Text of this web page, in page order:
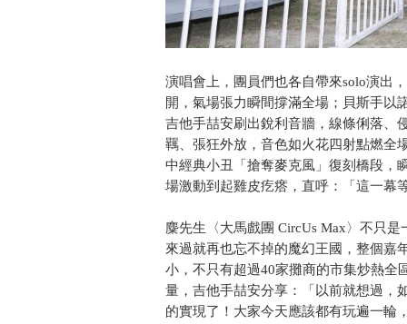
演唱會上，團員們也各自帶來solo演出
開，氣場張力瞬間撐滿全場；貝斯手以
吉他手喆安刷出銳利音牆，線條俐落、
羈、張狂外放，音色如火花四射點燃全
中經典小丑「搶奪麥克風」復刻橋段，
場激動到起雞皮疙瘩，直呼：「這一幕
麋先生〈大馬戲團 CircUs Max〉不只
來過就再也忘不掉的魔幻王國，整個嘉
小，不只有超過40家攤商的市集炒熱全
量，吉他手喆安分享：「以前就想過，
的實現了！大家今天應該都有玩遍一輪